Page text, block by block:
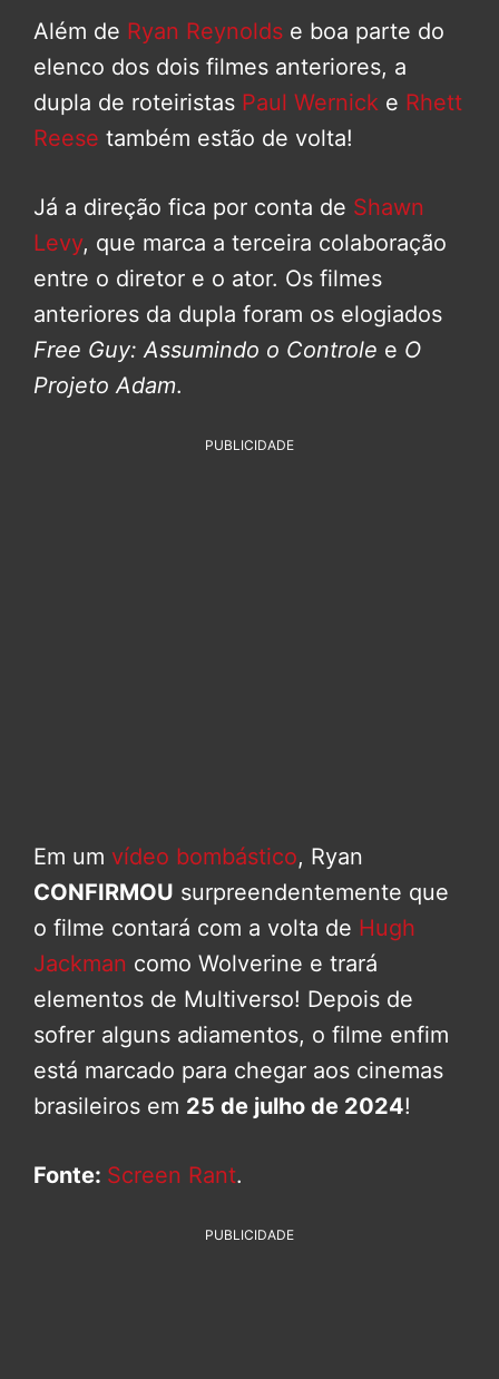
Além de Ryan Reynolds e boa parte do
elenco dos dois filmes anteriores, a
dupla de roteiristas Paul Wernick e Rhett
Reese também estão de volta!
Já a direção fica por conta de Shawn
Levy, que marca a terceira colaboração
entre o diretor e o ator. Os filmes
anteriores da dupla foram os elogiados
Free Guy: Assumindo o Controle e O
Projeto Adam.
PUBLICIDADE
Em um vídeo bombástico, Ryan
CONFIRMOU surpreendentemente que
o filme contará com a volta de Hugh
Jackman como Wolverine e trará
elementos de Multiverso! Depois de
sofrer alguns adiamentos, o filme enfim
está marcado para chegar aos cinemas
brasileiros em 25 de julho de 2024!
Fonte: Screen Rant.
PUBLICIDADE